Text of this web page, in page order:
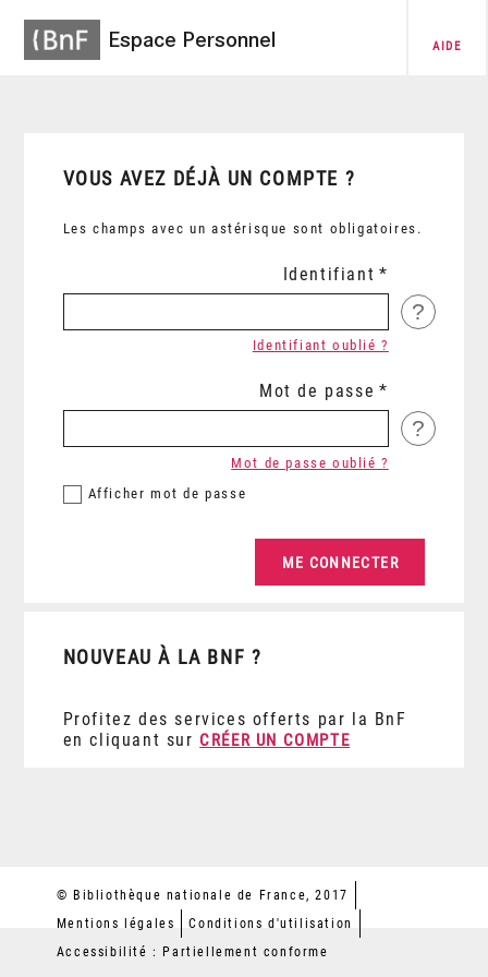
Espace Personnel AIDE
VOUS AVEZ DÉJÀ UN COMPTE ?
Les champs avec un astérisque sont obligatoires.
Identifiant
?
Identifiant oublié ?
Mot de passe
?
Afficher mot de passe
Mot de passe oublié ?
NOUVEAU À LA BNF ?
Profitez des services offerts par la BnF
en cliquant sur CRÉER UN COMPTE
© Bibliothèque nationale de France, 2017
Mentions légales
Conditions d'utilisation
Accessibilité : Partiellement conforme